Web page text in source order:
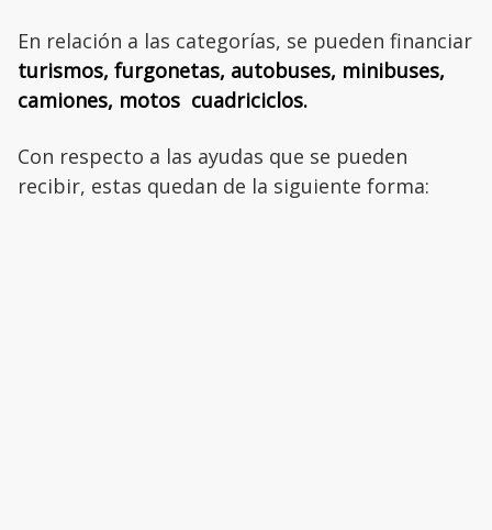
En relación a las categorías, se pueden financiar
turismos, furgonetas, autobuses, minibuses,
camiones, motos cuadriciclos.
Con respecto a las ayudas que se pueden
recibir, estas quedan de la siguiente forma: